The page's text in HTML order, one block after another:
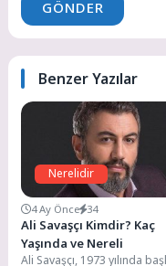
GÖNDER
Benzer Yazılar
Nerelidir
4 Ay Önce 34
Ali Savaşçı Kimdir? Kaç
Yaşında ve Nereli
Ali Savaşçı, 1973 yılında